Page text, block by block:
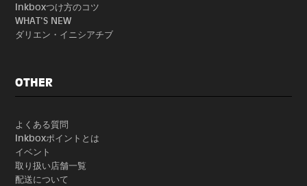
Inkboxつけ方のコツ
WHAT'S NEW
ダリエン・イニシアチブ
OTHER
よくある質問
Inkboxポイントとは
イベント
取り扱い店舗一覧
配送について